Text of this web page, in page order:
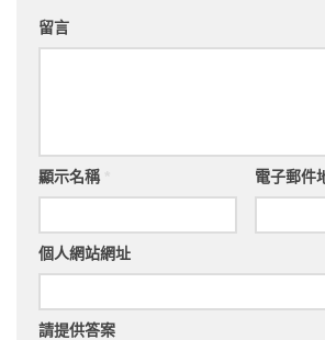
留言
顯示名稱 電子郵件
個人網站網址
請提供答案